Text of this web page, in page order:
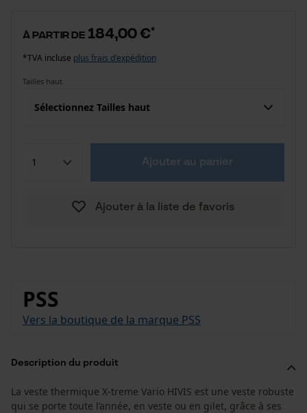
à partir de 184,00 €*
*TVA incluse plus frais d'expédition
Tailles haut
Sélectionnez Tailles haut
Ajouter au panier
Ajouter à la liste de favoris
PSS
Vers la boutique de la marque PSS
Description du produit
La veste thermique X-treme Vario HIVIS est une veste robuste
qui se porte toute l’année, en veste ou en gilet, grâce à ses